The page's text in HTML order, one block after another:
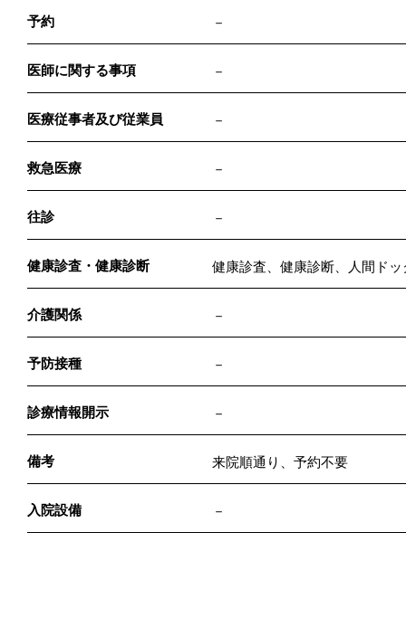
予約 －
医師に関する事項 －
医療従事者及び従業員 －
救急医療 －
往診 －
健康診査・健康診断 健康診査、健康診断、人間ド
介護関係 －
予防接種 －
診療情報開示 －
備考 来院順通り、予約不要
入院設備 －